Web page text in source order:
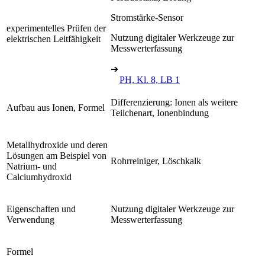
experimentelles Prüfen der
elektrischen Leitfähigkeit
Stromstärke-Sensor
Nutzung digitaler Werkzeuge zur
Messwerterfassung
➔
PH, Kl. 8, LB 1
Aufbau aus Ionen, Formel
Differenzierung: Ionen als weitere
Teilchenart, Ionenbindung
Metallhydroxide und deren
Lösungen am Beispiel von
Natrium- und
Calciumhydroxid
Rohrreiniger, Löschkalk
Eigenschaften und
Verwendung
Nutzung digitaler Werkzeuge zur
Messwerterfassung
Formel